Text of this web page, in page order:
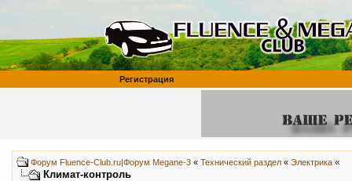
Регистрация
Форум Fluence-Club.ru|Форум Megane-3 « Технический раздел « Электрика «
Климат-контроль